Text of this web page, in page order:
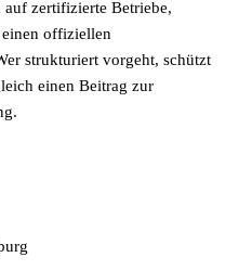
zertifizierte Betriebe,
einen offiziellen
strukturiert vorgeht, schützt
einen Beitrag zur